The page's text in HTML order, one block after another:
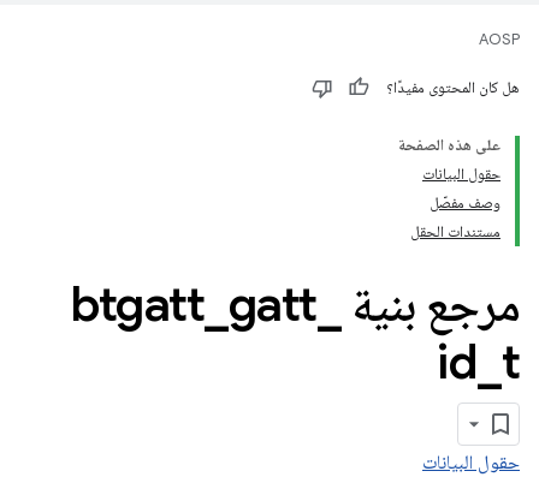
AOSP
هل كان المحتوى مفيدًا؟
على هذه الصفحة
حقول البيانات
وصف مفصّل
مستندات الحقل
مرجع بنية btgatt gatt
id t
حقول البيانات